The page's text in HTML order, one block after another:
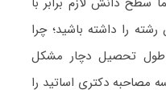
را داشته باشید؛ چرا
طول تحصیل دچار مشکل
مصاحبه دکتری اساتید را